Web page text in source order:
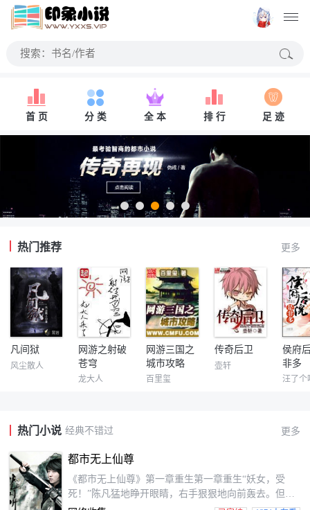
首 页 分 类 全 本 排 行 足 迹
热门推荐 更多
凡间狱
风尘散人
网游之射破
苍穹
龙大人
网游三国之
城市攻略
百里玺
传奇后卫
壶轩
侯府
非多
汪了个
热门小说 经典不错过 更多
都市无上仙尊
《都市无上仙尊》第一章重生第一章重生“妖女，受
死！”陈凡猛地睁开眼睛，右手狠狠地向前轰去。但接